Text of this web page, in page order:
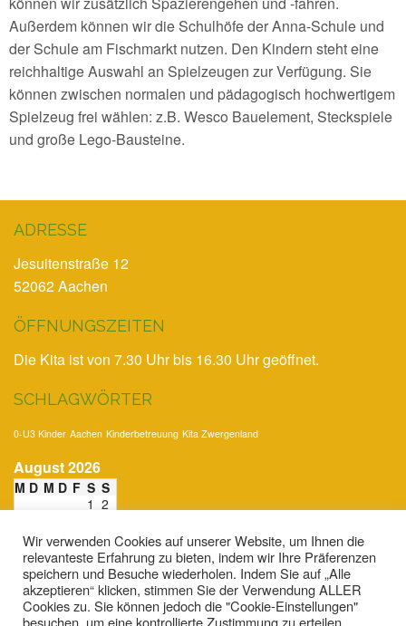
Außerdem können wir die Schulhöfe der Anna-Schule und
der Schule am Fischmarkt nutzen. Den Kindern steht eine
reichhaltige Auswahl an Spielzeugen zur Verfügung. Sie
können zwischen normalen und pädagogisch hochwertigem
Spielzeug frei wählen: z.B. Wesco Bauelement, Steckspiele
und große Lego-Bausteine.
ADRESSE
Jesuitenstraße 12
52062 Aachen
ÖFFNUNGSZEITEN
Die Kita ist von 7.30 Uhr bis 16.30 Uhr geöffnet.
SCHLAGWÖRTER
0-U3 Kinder Aachen Kinderbetreuung Kita Zwergenland
August 2026
M D M D F S S
1 2
1011 1213141516
17181920212223
24252627282930
31
Wir verwenden Cookies auf unserer Website, um Ihnen die
relevanteste Erfahrung zu bieten, indem wir Ihre Präferenzen
speichern und Besuche wiederholen. Indem Sie auf „Alle
akzeptieren“ klicken, stimmen Sie der Verwendung ALLER
Cookies zu. Sie können jedoch die "Cookie-Einstellungen"
besuchen, um eine kontrollierte Zustimmung zu erteilen.